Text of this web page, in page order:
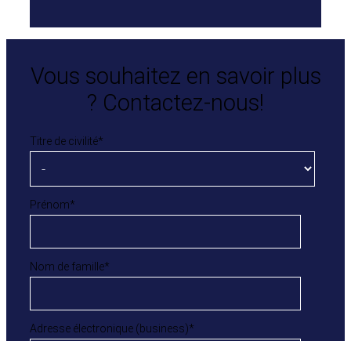
Vous souhaitez en savoir plus
? Contactez-nous!
Titre de civilité*
Prénom*
Nom de famille*
Adresse électronique (business)*